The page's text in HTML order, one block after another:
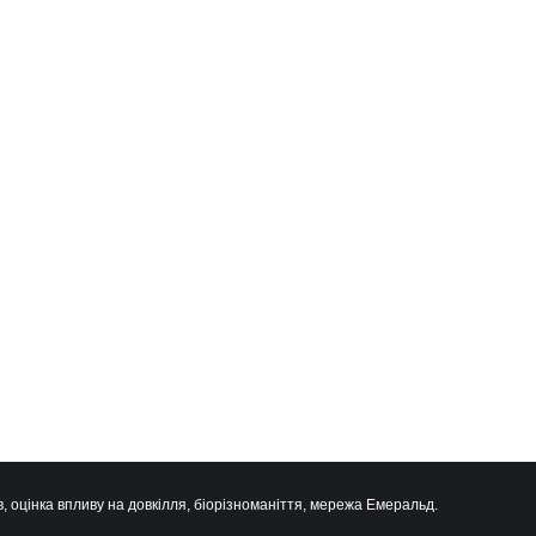
впливу на довкілля, біорізноманіття, мережа Емеральд.